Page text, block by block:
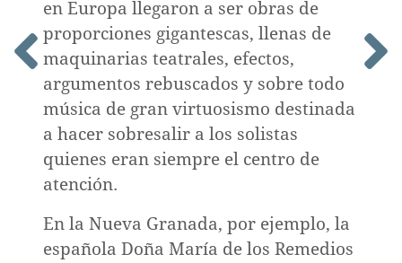
en Europa llegaron a ser obras de
proporciones gigantescas, llenas de
maquinarias teatrales, efectos,
argumentos rebuscados y sobre todo
música de gran virtuosismo destinada
a hacer sobresalir a los solistas
quienes eran siempre el centro de
atención.
En la Nueva Granada, por ejemplo, la
española Doña María de los Remedios